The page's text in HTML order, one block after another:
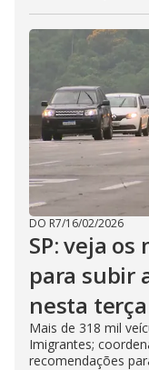
DO R7/16/02/2026
SP: veja
para subir
nesta
Mais de 318 mil
Imigrantes;
recomendações